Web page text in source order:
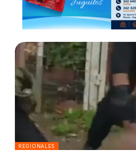
REGIONALES